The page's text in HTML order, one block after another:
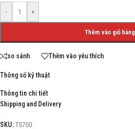
- +
Thêm vào giỏ hàng
so sánh Thêm vào yêu thích
Thông số kỹ thuật
Thông tin chi tiết
Shipping and Delivery
SKU:TS700